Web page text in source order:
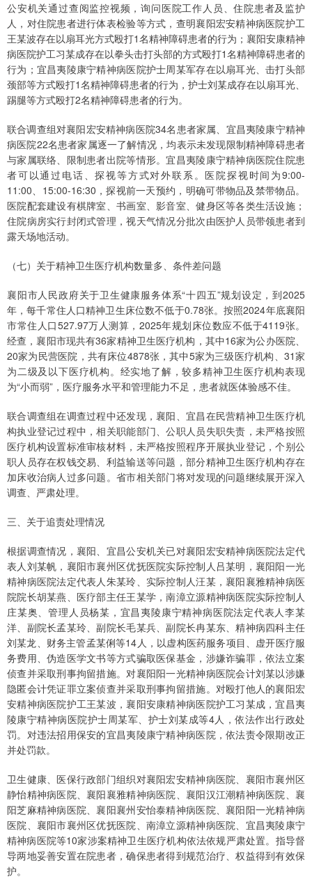
公安机关通过查阅监控视频，询问医院工作人员、住院患者及监护
人，对住院患者进行体表检验等方式，查明襄阳宏安精神病医院护工
王某波存在以扇耳光方式殴打1名精神障碍患者的行为；襄阳安康精神
病医院护工习某成存在以拳头击打头部的方式殴打1名精神障碍患者的
行为；宜昌夷陵康宁精神病医院护士周某军存在以扇耳光、击打头部
颈部等方式殴打1名精神障碍患者的行为，护士刘某成存在以扇耳光、
踢腿等方式殴打2名精神障碍患者的行为。
联合调查组对襄阳宏安精神病医院34名患者家属、宜昌夷陵康宁精神
病医院22名患者家属逐一了解情况，均表示未发现限制精神障碍患者
与家属联络、限制患者出院等情形。宜昌夷陵康宁精神病医院住院患
者可以通过电话、探视等方式对外联系。医院探视时间为9:00-
11:00、15:00-16:30，探视前一天预约，明确可带物品及禁带物品。
医院配套建设有棋牌室、书画室、影音室、健身区等各类生活设施；
住院病房实行封闭式管理，视天气情况分批次由医护人员带领患者到
露天场地活动。
（七）关于精神卫生医疗机构数量多、条件差问题
襄阳市人民政府关于卫生健康服务体系“十四五”规划设定，到2025
年，每千常住人口精神卫生床位数不低于0.78张。按照2024年底襄阳
市常住人口527.97万人测算，2025年规划床位数应不低于4119张。
经查，襄阳市现共有36家精神卫生医疗机构，其中16家为公办医院、
20家为民营医院，共有床位4878张，其中5家为三级医疗机构、31家
为二级及以下医疗机构。经实地了解，较多精神卫生医疗机构表现
为“小而弱”，医疗服务水平和管理能力不足，患者就医体验感不佳。
联合调查组在调查过程中还发现，襄阳、宜昌在民营精神卫生医疗机
构执业登记过程中，相关职能部门、公职人员失职失责，未严格按照
医疗机构设置标准审核材料，未严格按照程序开展执业登记，个别公
职人员存在权钱交易、利益输送等问题，部分精神卫生医疗机构存在
加床收治病人过多问题。省市相关部门将对发现的问题继续展开深入
调查、严肃处理。
三、关于追责处理情况
根据调查情况，襄阳、宜昌公安机关已对襄阳宏安精神病医院法定代
表人刘某帆，襄阳市襄州区优抚医院实际控制人吕某明，襄阳阳一光
精神病医院法定代表人朱某玲、实际控制人汪某，襄阳襄雅精神病医
院院长胡某燕、医疗部主任王某学，南漳立源精神病医院实际控制人
庄某奥、管理人员杨某，宜昌夷陵康宁精神病医院法定代表人李某
洋、副院长孟某玲、副院长毛某兵、副院长冉某东、精神病四科主任
刘某龙、财务主管孟某俐等14人，以虚构医药服务项目、虚开医疗服
务费用、伪造医学文书等方式骗取医保基金，涉嫌诈骗罪，依法立案
侦查并采取刑事拘留措施。对襄阳阳一光精神病医院会计刘某以涉嫌
隐匿会计凭证罪立案侦查并采取刑事拘留措施。对殴打他人的襄阳宏
安精神病医院护工王某波，襄阳安康精神病医院护工习某成，宜昌夷
陵康宁精神病医院护士周某军、护士刘某成等4人，依法作出行政处
罚。对违法招用保安的宜昌夷陵康宁精神病医院，依法责令限期改正
并处罚款。
卫生健康、医保行政部门组织对襄阳宏安精神病医院、襄阳市襄州区
静怡精神病医院、襄阳襄雅精神病医院、襄阳汉江潮精神病医院、襄
阳芝麻精神病医院、襄阳襄州安怡泰精神病医院、襄阳阳一光精神病
医院、襄阳市襄州区优抚医院、南漳立源精神病医院、宜昌夷陵康宁
精神病医院等10家涉案精神卫生医疗机构依法依规严肃处置。指导督
导两地妥善安置在院患者，确保患者得到规范治疗、权益得到有效保
护。